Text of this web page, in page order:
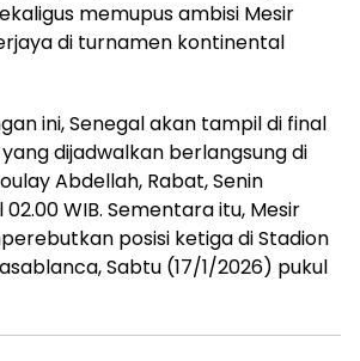
memupus ambisi Mesir
di turnamen kontinental
ini, Senegal akan tampil di final
dijadwalkan berlangsung di
Abdellah, Rabat, Senin
WIB. Sementara itu, Mesir
posisi ketiga di Stadion
Sabtu (17/1/2026) pukul